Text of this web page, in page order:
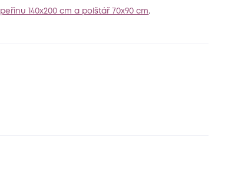
peřinu 140x200 cm a polštář 70x90 cm.